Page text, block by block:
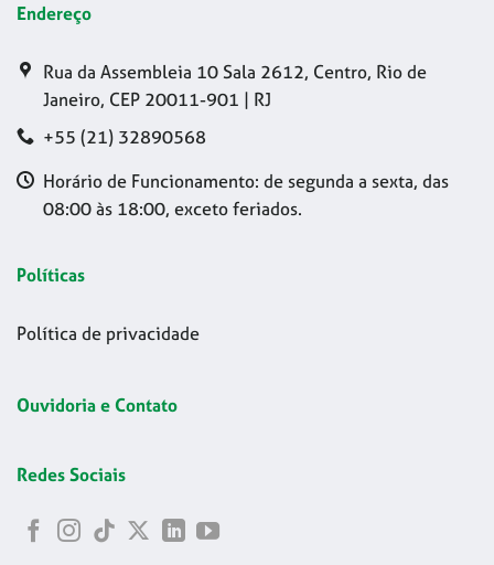
Endereço
Rua da Assembleia 10 Sala 2612, Centro, Rio de
Janeiro, CEP 20011-901 | RJ
+55 (21) 32890568
Horário de Funcionamento: de segunda a sexta, das
08:00 às 18:00, exceto feriados.
Políticas
Política de privacidade
Ouvidoria e Contato
Redes Sociais